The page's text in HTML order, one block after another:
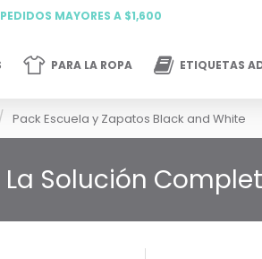
MAYORES A $1,600
PARA LA ROPA ETIQUETAS
Pack Escuela y Zapatos Black and White
Solución